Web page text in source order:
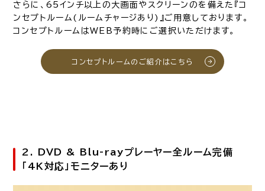
さらに、65インチ以上の大画面やスクリーンのを備えた『コ
ンセプトルーム(ルームチャージあり)』ご用意しております。
コンセプトルームはWEB予約時にご選択いただけます。
コンセプトルームのご紹介はこちら
2. DVD & Blu-rayプレーヤー全ルーム完備
「4K対応」モニターあり